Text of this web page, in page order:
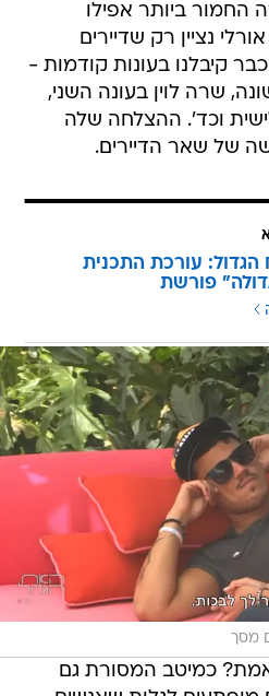
החמור ביותר אפילו
נציין רק שדיירים
קיבלנו בעונות קודמות -
שרה לוין בעונה השני,
וכד'. ההצלחה שלה
של שאר הדיירים.
עורכת התכנית
פורשת
מסך
כמיטב המסורת גם